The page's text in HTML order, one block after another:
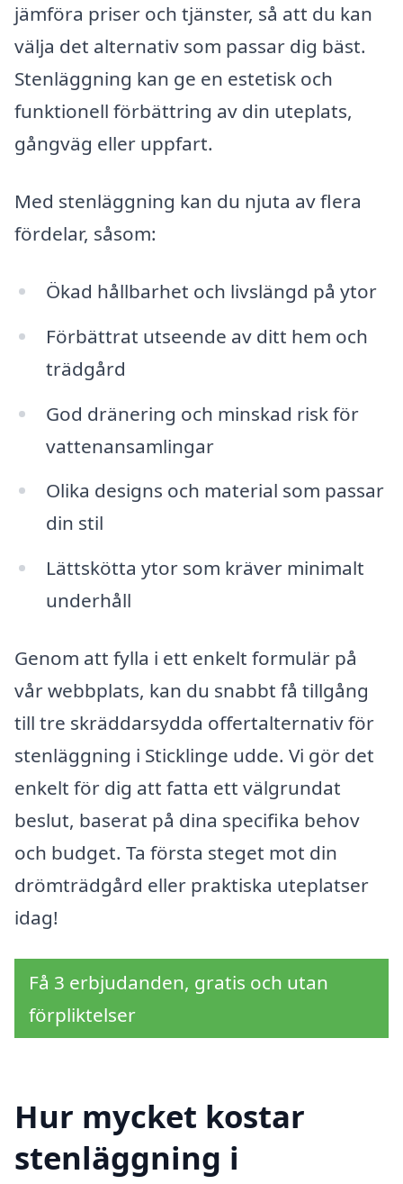
jämföra priser och tjänster, så att du kan
välja det alternativ som passar dig bäst.
Stenläggning kan ge en estetisk och
funktionell förbättring av din uteplats,
gångväg eller uppfart.
Med stenläggning kan du njuta av flera
fördelar, såsom:
Ökad hållbarhet och livslängd på ytor
Förbättrat utseende av ditt hem och
trädgård
God dränering och minskad risk för
vattenansamlingar
Olika designs och material som passar
din stil
Lättskötta ytor som kräver minimalt
underhåll
Genom att fylla i ett enkelt formulär på
vår webbplats, kan du snabbt få tillgång
till tre skräddarsydda offertalternativ för
stenläggning i Sticklinge udde. Vi gör det
enkelt för dig att fatta ett välgrundat
beslut, baserat på dina specifika behov
och budget. Ta första steget mot din
drömträdgård eller praktiska uteplatser
idag!
Få 3 erbjudanden, gratis och utan
förpliktelser
Hur mycket kostar
stenläggning i